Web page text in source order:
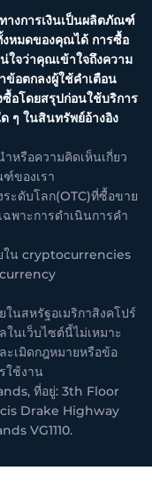
างการเงินเป็นผลิตภัณฑ์
หมดของคุณได้ การซื้อ
ใจว่าคุณเข้าใจถึงความ
ข้อตกลงผู้ใช้คำเตือน
ซื้อโดยสรุปก่อนใช้บริการ
ๆ ในสินทรัพย์อ้างอิง
หรือความคิดเห็นเกี่ยว
ของเรา
ะดับโลก(OTC)ที่ซื้อขาย
พาะการดำเนินการคำ
ยใน cryptocurrencies
นสหรัฐอเมริกาสิงคโปร์
ในเว็บไซต์นี้ไม่เหมาะ
ะเมิดกฎหมายหรือข้อ
ใช้งาน
ที่อยู่: 3th Floor
Drake Highway
VG1110.